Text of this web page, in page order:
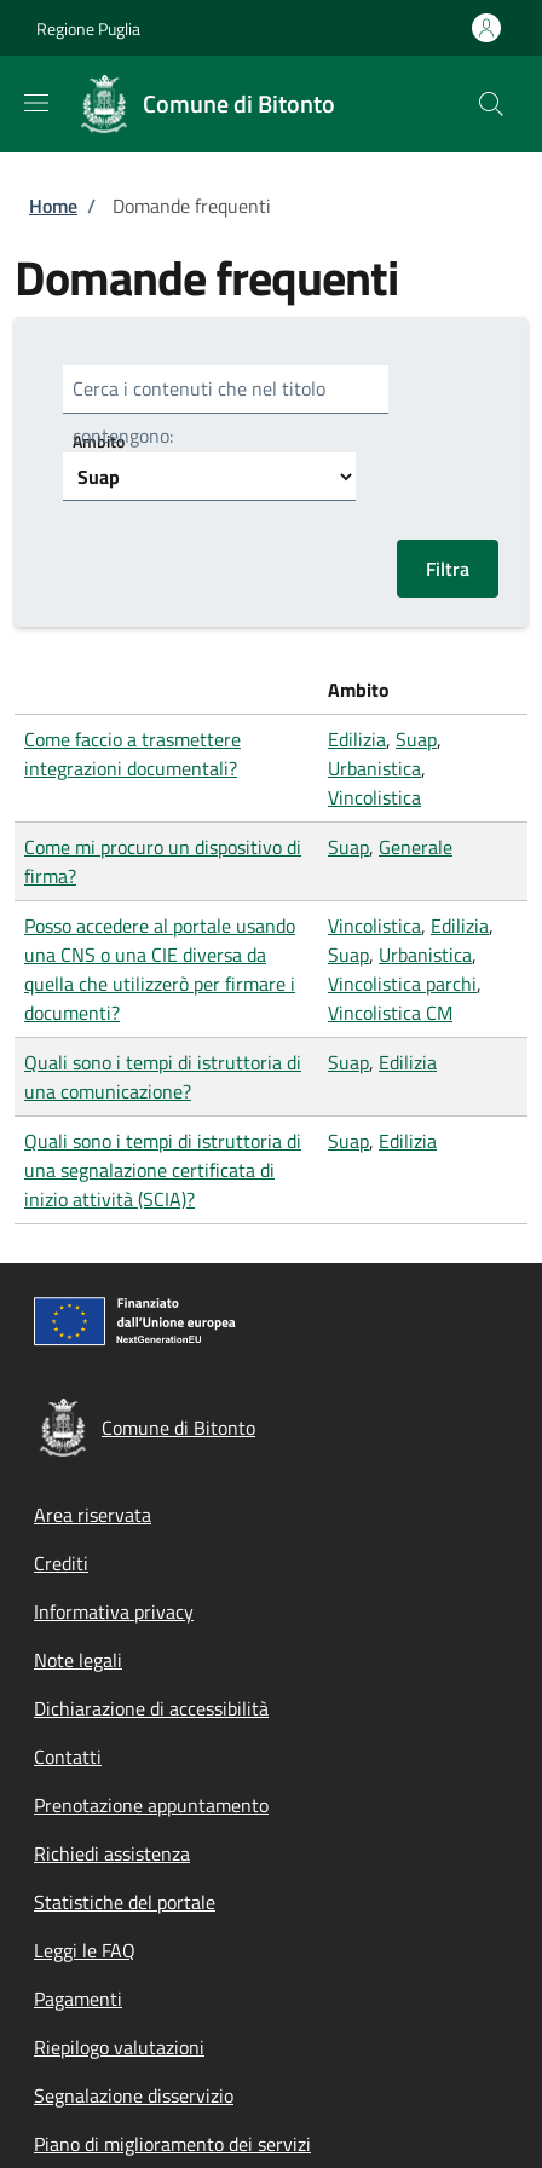
Regione Puglia
Comune di Bitonto
Briciole di pane
Home / Domande frequenti
Domande frequenti
Cerca i contenuti che nel titolo
contengono:
Ambito
Ambito
Come faccio a trasmettere
integrazioni documentali?
Edilizia, Suap,
Urbanistica,
Vincolistica
Come mi procuro un dispositivo di
firma?
Suap, Generale
Posso accedere al portale usando
una CNS o una CIE diversa da
quella che utilizzerò per firmare i
documenti?
Vincolistica, Edilizia,
Suap, Urbanistica,
Vincolistica parchi,
Vincolistica CM
Quali sono i tempi di istruttoria di
una comunicazione?
Suap, Edilizia
Quali sono i tempi di istruttoria di
una segnalazione certificata di
inizio attività (SCIA)?
Suap, Edilizia
Comune di Bitonto
Footer menu
Area riservata
Crediti
Informativa privacy
Note legali
Dichiarazione di accessibilità
Contatti
Prenotazione appuntamento
Richiedi assistenza
Statistiche del portale
Leggi le FAQ
Pagamenti
Riepilogo valutazioni
Segnalazione disservizio
Piano di miglioramento dei servizi